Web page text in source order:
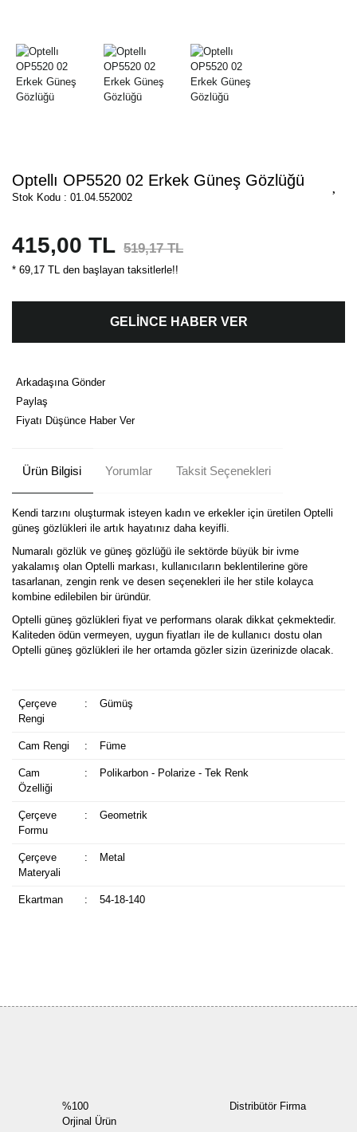
Optellı OP5520 02 Erkek Güneş Gözlüğü
Stok Kodu : 01.04.552002
415,00 TL 519,17 TL
* 69,17 TL den başlayan taksitlerle!!
GELİNCE HABER VER
Arkadaşına Gönder
Paylaş
Fiyatı Düşünce Haber Ver
Ürün Bilgisi Yorumlar Taksit Seçenekleri
Kendi tarzını oluşturmak isteyen kadın ve erkekler için üretilen Optelli
güneş gözlükleri ile artık hayatınız daha keyifli.
Numaralı gözlük ve güneş gözlüğü ile sektörde büyük bir ivme
yakalamış olan Optelli markası, kullanıcıların beklentilerine göre
tasarlanan, zengin renk ve desen seçenekleri ile her stile kolayca
kombine edilebilen bir üründür.
Optelli güneş gözlükleri fiyat ve performans olarak dikkat çekmektedir.
Kaliteden ödün vermeyen, uygun fiyatları ile de kullanıcı dostu olan
Optelli güneş gözlükleri ile her ortamda gözler sizin üzerinizde olacak.
Çerçeve
Rengi
: Gümüş
Cam Rengi : Füme
Cam
Özelliği
: Polikarbon - Polarize - Tek Renk
Çerçeve
Formu
: Geometrik
Çerçeve
Materyali
: Metal
Ekartman : 54-18-140
%100
Orjinal Ürün
Distribütör Firma